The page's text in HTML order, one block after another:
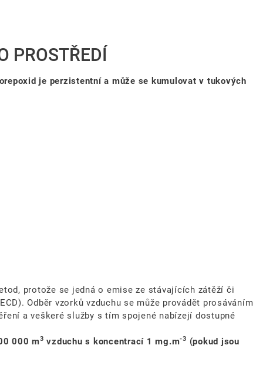
PROSTŘEDÍ
je perzistentní a může se kumulovat v tukových
protože se jedná o emise ze stávajících zátěží či
Odběr vzorků vzduchu se může provádět prosáváním
a veškeré služby s tím spojené nabízejí dostupné
000 m3 vzduchu s koncentrací 1 mg.m-3 (pokud jsou